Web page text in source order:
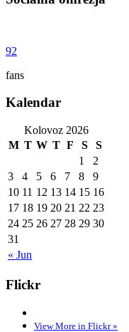
92
fans
Kalendar
Kolovoz 2026
M T W T F S S
« Jun
1
2
3
4 5 6 7 8
9
10 11 12 13 14 15 16
17 18 19 20 21 22 23
24 25 26 27 28 29 30
31
Flickr
View More in Flickr »